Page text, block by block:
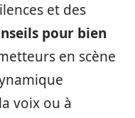
et des
pour bien
en scène
voix ou à